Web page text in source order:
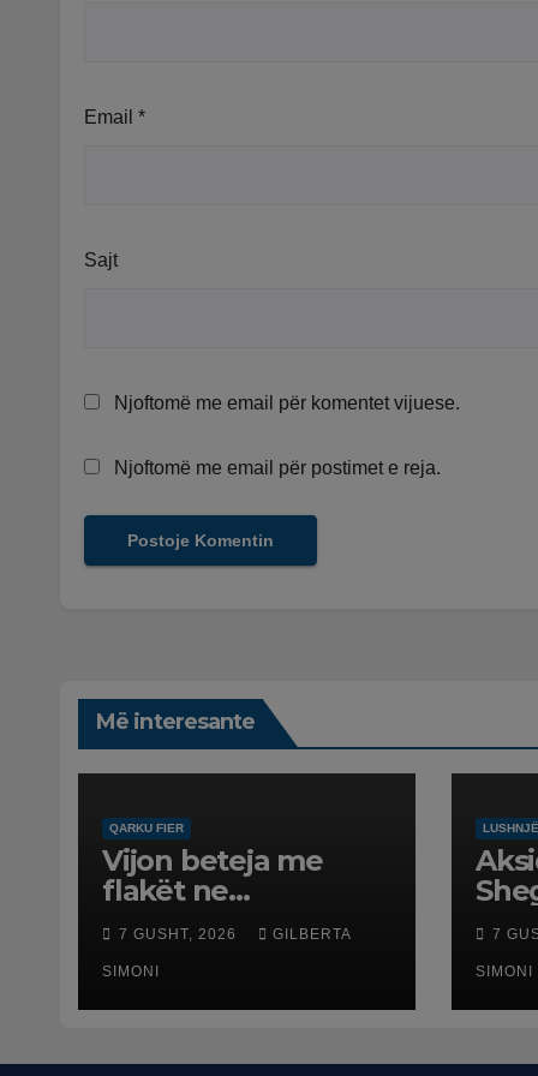
Email *
Sajt
Njoftomë me email për komentet vijuese.
Njoftomë me email për postimet e reja.
Më interesante
QARKU FIER
Vijon beteja me
flakët ne
Mallakastër nga
toka dhe nga ajri
me dy helikopterë.
7 GUSHT, 2026 GILBERTA
SIMONI
LUSHNJË
7
SIMONI